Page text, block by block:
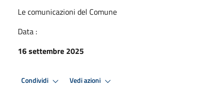
Le comunicazioni del Comune
Data :
16 settembre 2025
Condividi Vedi azioni